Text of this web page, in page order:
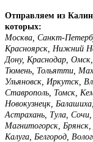
Отправляем из
которых:
Москва, Санкт-
Красноярск, Нижний
Дону, Краснодар,
Тюмень, Тольятти,
Ульяновск, Иркутск,
Ставрополь, Томск,
Новокузнецк,
Астрахань, Тула, Сочи,
Магнитогорск,
Калуга, Белгород,